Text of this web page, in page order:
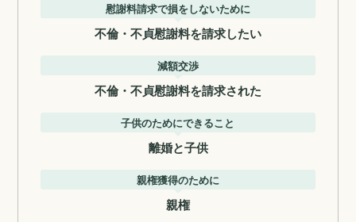
慰謝料請求で損をしないために
不倫・不貞慰謝料を請求したい
減額交渉
不倫・不貞慰謝料を請求された
子供のためにできること
離婚と子供
親権獲得のために
親権